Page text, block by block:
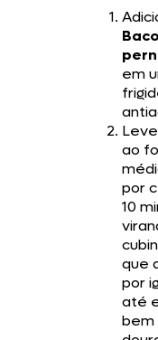
em
ao
por
10
que
por
até
bem